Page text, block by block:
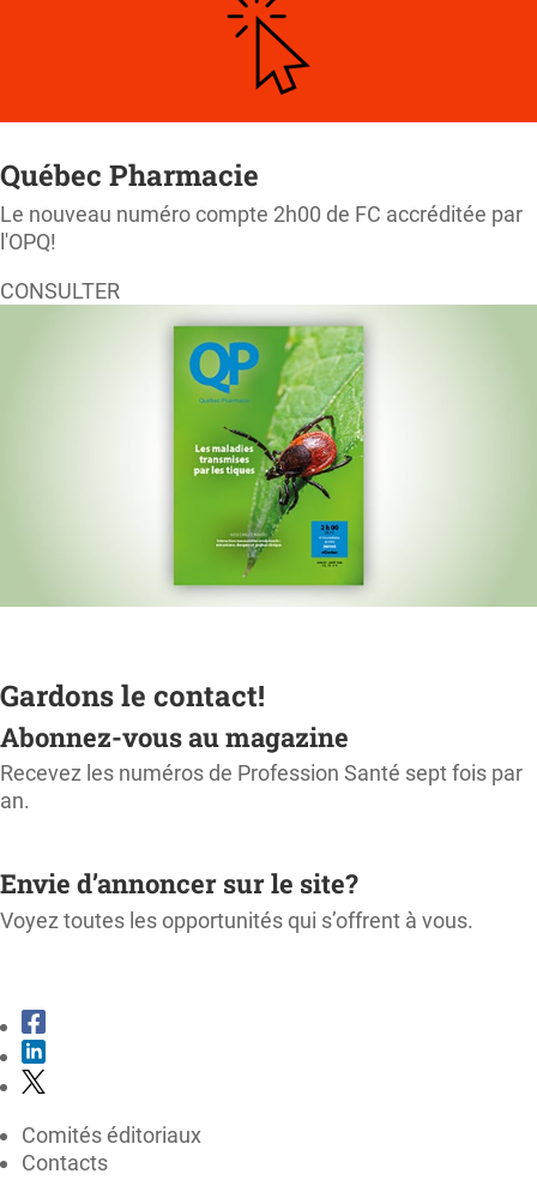
Québec Pharmacie
Le nouveau numéro compte 2h00 de FC accréditée par
l'OPQ!
CONSULTER
Gardons le contact!
Abonnez-vous au magazine
Recevez les numéros de Profession Santé sept fois par
an.
Envie d’annoncer sur le site?
Voyez toutes les opportunités qui s’offrent à vous.
Comités éditoriaux
Contacts